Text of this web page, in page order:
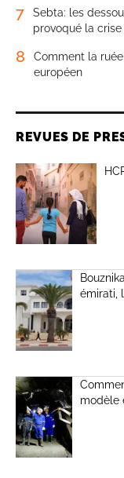
7
Sebta: les
provoqué la
8
Comment la
européen
REVUES DE
émirati,
modèle